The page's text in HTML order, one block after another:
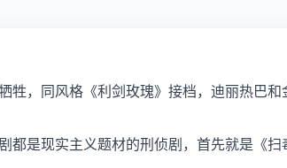
牲，同风格《利剑玫瑰》接档，迪丽热巴和
都是现实主义题材的刑侦剧，首先就是《扫